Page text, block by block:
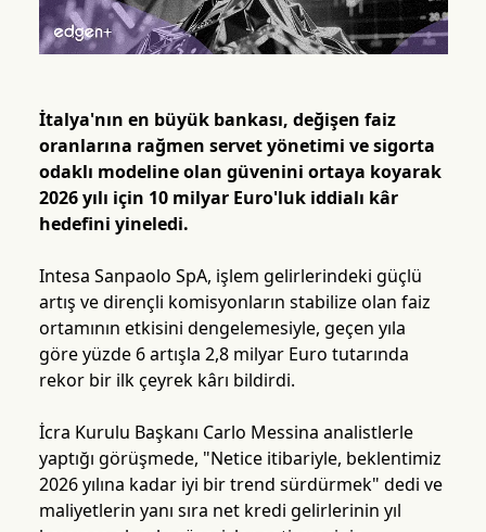
İtalya'nın en büyük bankası, değişen faiz
oranlarına rağmen servet yönetimi ve sigorta
odaklı modeline olan güvenini ortaya koyarak
2026 yılı için 10 milyar Euro'luk iddialı kâr
hedefini yineledi.
Intesa Sanpaolo SpA, işlem gelirlerindeki güçlü
artış ve dirençli komisyonların stabilize olan faiz
ortamının etkisini dengelemesiyle, geçen yıla
göre yüzde 6 artışla 2,8 milyar Euro tutarında
rekor bir ilk çeyrek kârı bildirdi.
İcra Kurulu Başkanı Carlo Messina analistlerle
yaptığı görüşmede, "Netice itibariyle, beklentimiz
2026 yılına kadar iyi bir trend sürdürmek" dedi ve
maliyetlerin yanı sıra net kredi gelirlerinin yıl